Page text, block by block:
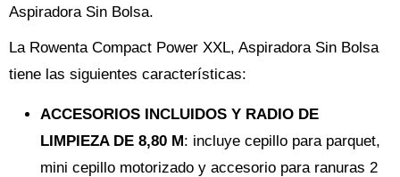
Aspiradora Sin Bolsa.
La Rowenta Compact Power XXL, Aspiradora Sin Bolsa
tiene las siguientes características:
ACCESORIOS INCLUIDOS Y RADIO DE
LIMPIEZA DE 8,80 M: incluye cepillo para parquet,
mini cepillo motorizado y accesorio para ranuras 2